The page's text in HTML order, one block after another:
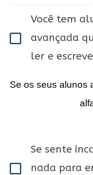
Você tem
avançada
ler e
Se os seus alunos
Se sente
nada para